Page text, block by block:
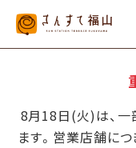
8月18日(火)は、一
ます。営業店舗につ